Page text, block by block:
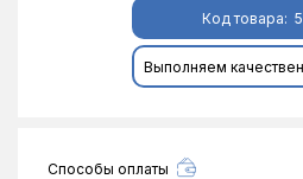
Код товара:
Выполняем
Способы оплаты